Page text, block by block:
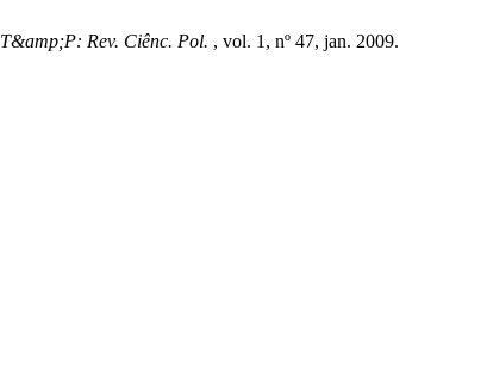
T&amp;P: Rev. Ciênc. Pol. , vol. 1, nº 47, jan. 2009.